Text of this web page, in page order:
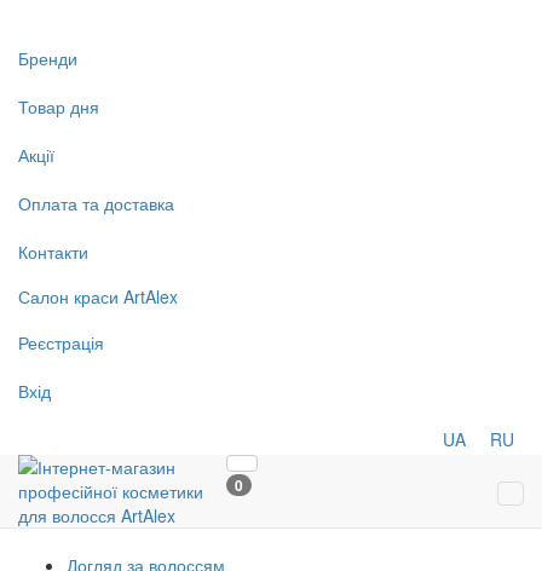
Бренди
Товар дня
Акції
Оплата та доставка
Контакти
Салон краси ArtAlex
Реєстрація
Вхід
UA RU
0
Догляд за волоссям